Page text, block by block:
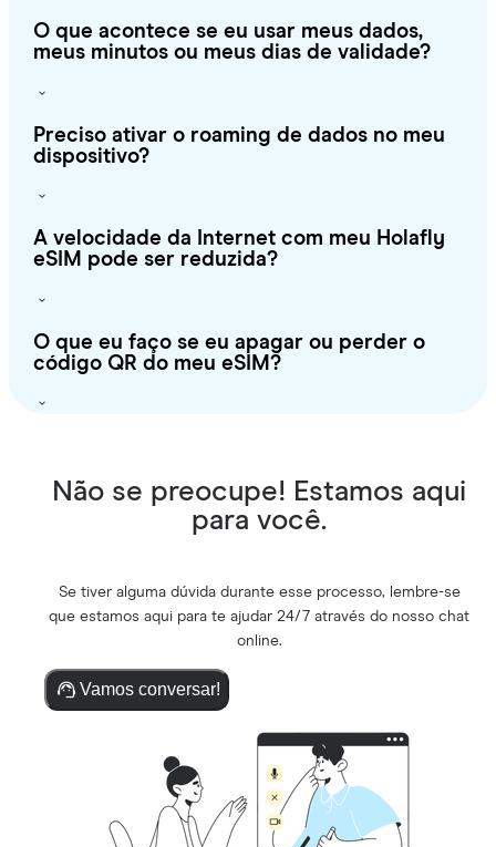
O que acontece se eu usar meus dados,
meus minutos ou meus dias de validade?
Preciso ativar o roaming de dados no meu
dispositivo?
A velocidade da Internet com meu Holafly
eSIM pode ser reduzida?
O que eu faço se eu apagar ou perder o
código QR do meu eSIM?
Não se preocupe! Estamos aqui
para você.
Se tiver alguma dúvida durante esse processo, lembre-se
que estamos aqui para te ajudar 24/7 através do nosso chat
online.
Vamos conversar!